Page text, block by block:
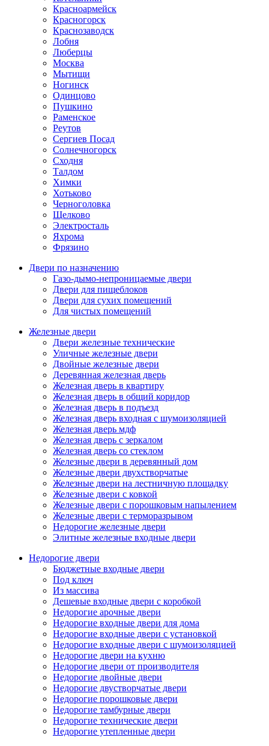
Красноармейск
Красногорск
Краснозаводск
Лобня
Люберцы
Москва
Мытищи
Ногинск
Одинцово
Пушкино
Раменское
Реутов
Сергиев Посад
Солнечногорск
Сходня
Талдом
Химки
Хотьково
Черноголовка
Щелково
Электросталь
Яхрома
Фрязино
Двери по назначению
Газо-дымо-непроницаемые двери
Двери для пищеблоков
Двери для сухих помещений
Для чистых помещений
Железные двери
Двери железные технические
Уличные железные двери
Двойные железные двери
Деревянная железная дверь
Железная дверь в квартиру
Железная дверь в общий коридор
Железная дверь в подъезд
Железная дверь входная с шумоизоляцией
Железная дверь мдф
Железная дверь с зеркалом
Железная дверь со стеклом
Железные двери в деревянный дом
Железные двери двухстворчатые
Железные двери на лестничную площадку
Железные двери с ковкой
Железные двери с порошковым напылением
Железные двери с терморазрывом
Недорогие железные двери
Элитные железные входные двери
Недорогие двери
Бюджетные входные двери
Под ключ
Из массива
Дешевые входные двери с коробкой
Недорогие арочные двери
Недорогие входные двери для дома
Недорогие входные двери с установкой
Недорогие входные двери с шумоизоляцией
Недорогие двери на кухню
Недорогие двери от производителя
Недорогие двойные двери
Недорогие двустворчатые двери
Недорогие порошковые двери
Недорогие тамбурные двери
Недорогие технические двери
Недорогие утепленные двери